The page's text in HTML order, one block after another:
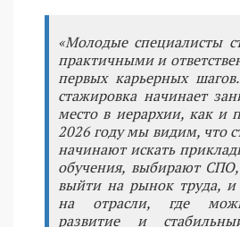
«Молодые специалисты
практичными и
первых карьерных
стажировка начинает
место в иерархии, как и
2026 году мы видим, что
начинают искать
обучения, выбирают
выйти на рынок труда, и
на отрасли, где
развитие и